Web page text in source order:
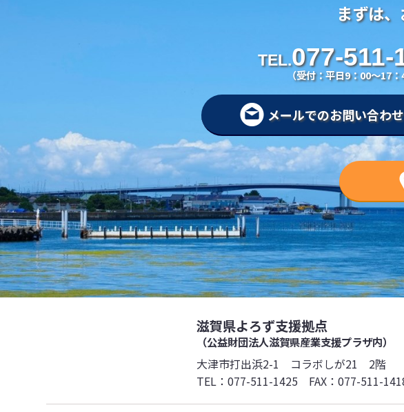
まずは
TEL.077-511-
（受付：平日9：00～17：
メールでのお問い合わせ
滋賀県よろず支援拠点
（公益財団法人滋賀県産業支援プラザ内）
大津市打出浜2-1 コラボしが21 2階
TEL： 077-511-1425 FAX：077-511-